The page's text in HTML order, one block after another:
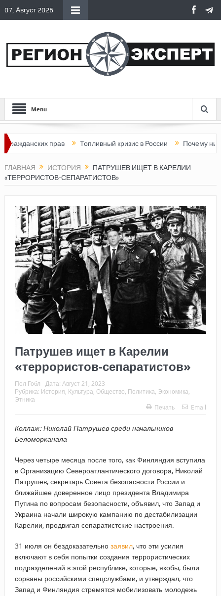
07, Август 2026
Menu
прав Топливный кризис в России Почему нынешняя
ГЛАВНАЯ ИСТОРИЯ
ПАТРУШЕВ ИЩЕТ В КАРЕЛИИ
«ТЕРРОРИСТОВ-СЕПАРАТИСТОВ»
Патрушев ищет в Карелии
«террористов-сепаратистов»
Пол Гобл Дата: Август 21, 2023
Рубрика: История Культура Общество Политика Экономика
Этника
Печать
Email
Коллаж: Николай Патрушев среди начальников
Беломорканала
Через четыре месяца после того, как Финляндия вступила
в Организацию Североатлантического договора, Николай
Патрушев, секретарь Совета безопасности России и
ближайшее доверенное лицо президента Владимира
Путина по вопросам безопасности, объявил, что Запад и
Украина начали широкую кампанию по дестабилизации
Карелии, продвигая сепаратистские настроения.
31 июля он бездоказательно заявил, что эти усилия
включают в себя попытки создания террористических
подразделений в этой республике, которые, якобы, были
сорваны российскими спецслужбами, и утверждал, что
Запад и Финляндия стремятся мобилизовать молодежь